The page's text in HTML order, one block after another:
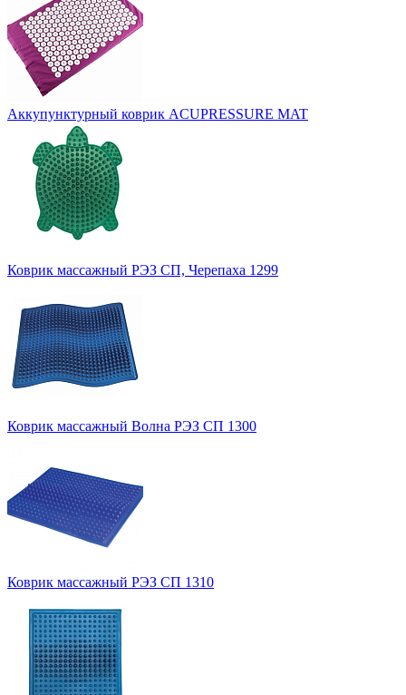
Аккупунктурный коврик ACUPRESSURE MAT
Коврик массажный РЭЗ СП, Черепаха 1299
Коврик массажный Волна РЭЗ СП 1300
Коврик массажный РЭЗ СП 1310